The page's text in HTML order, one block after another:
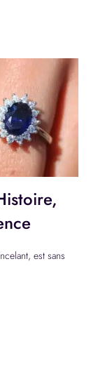
:
dans la Mode